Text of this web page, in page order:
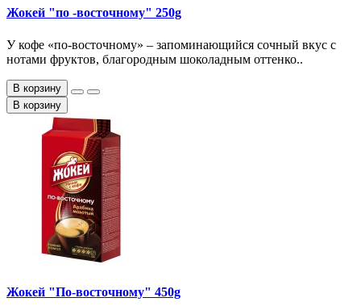
Жокей "по -восточному" 250g
У кофе «по-восточному» – запоминающийся сочный вкус с
нотами фруктов, благородным шоколадным оттенко..
В корзину
В корзину
Жокей "По-восточному" 450g